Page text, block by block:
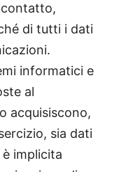
contatto,
di tutti i dati
informatici e
al
acquisiscono,
sia dati
implicita